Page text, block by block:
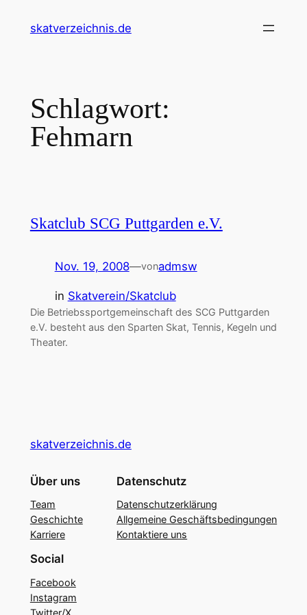
Inhaltskatverzeichnis.de
Schlagwort:
Fehmarn
Skatclub SCG Puttgarden e.V.
Nov. 19, 2008—vonadmsw
in Skatverein/Skatclub
Die Betriebssportgemeinschaft des SCG Puttgarden
e.V. besteht aus den Sparten Skat, Tennis, Kegeln und
Theater.
skatverzeichnis.de
Über uns
Team
Geschichte
Karriere
Datenschutz
Datenschutzerklärung
Allgemeine Geschäftsbedingungen
Kontaktiere uns
Social
Facebook
Instagram